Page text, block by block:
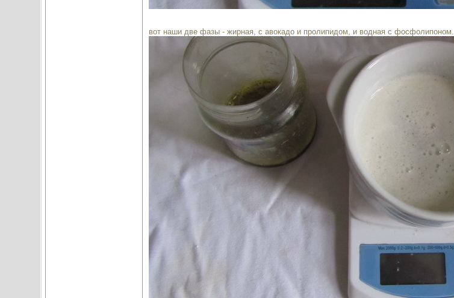
вот наши две фазы - жирная, с авокадо и пролипидом, и водная с фосфолипоном.